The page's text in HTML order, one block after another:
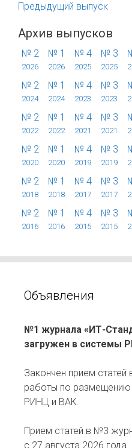
Предыдущий выпуск
Архив выпусков
№ 2
2026
№ 1
2026
№ 4
2025
№ 3
2025
№ 2
2024
№ 1
2024
№ 4
2023
№ 3
2023
№ 2
2022
№ 1
2022
№ 4
2021
№ 3
2021
№ 2
2020
№ 1
2020
№ 4
2019
№ 3
2019
№ 2
2018
№ 1
2018
№ 4
2017
№ 3
2017
№ 2
2016
№ 1
2016
№ 4
2015
№ 3
2015
Объявления
№1 журнала «ИТ-
загружен в системы
Закончен прием
работы по размещению
РИНЦ и ВАК.
Прием статей в №3
с 27 августа 2026